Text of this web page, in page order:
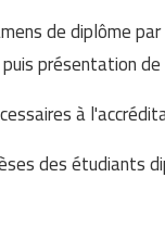
de diplôme
présentation
à
des étudiants